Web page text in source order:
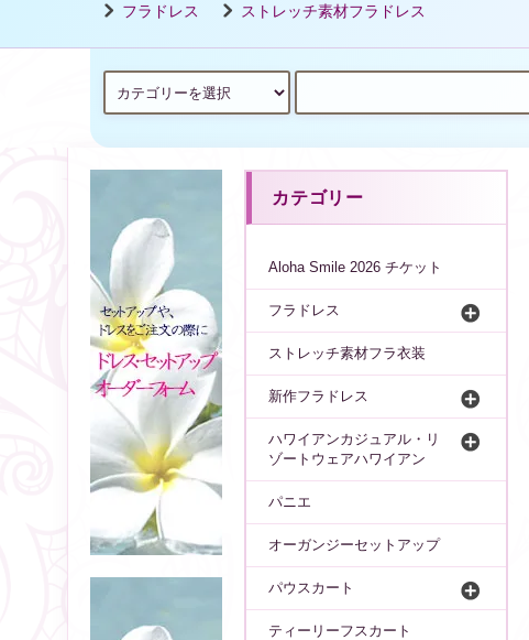
フラドレス ストレッチ素材フラドレス
カテゴリー
Aloha Smile 2026 チケット
フラドレス
ストレッチ素材フラ衣装
新作フラドレス
ハワイアンカジュアル・リ
ゾートウェアハワイアン
パニエ
オーガンジーセットアップ
パウスカート
ティーリーフスカート